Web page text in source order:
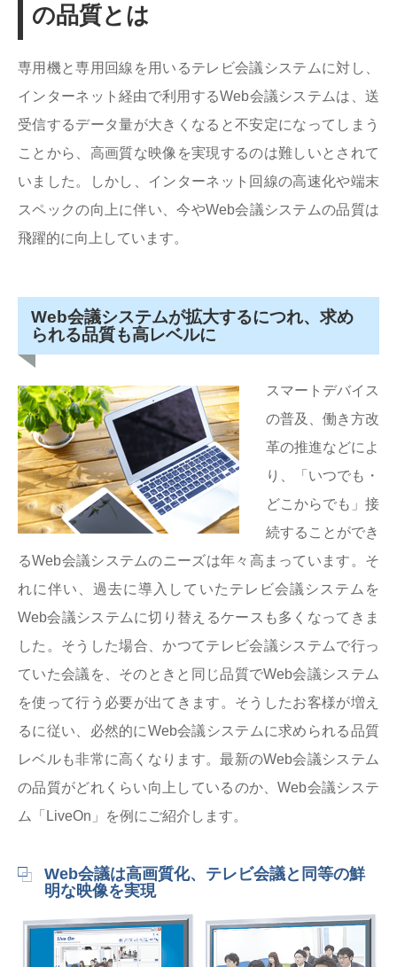
の品質とは
専用機と専用回線を用いるテレビ会議システムに対し、
インターネット経由で利用するWeb会議システムは、送
受信するデータ量が大きくなると不安定になってしまう
ことから、高画質な映像を実現するのは難しいとされて
いました。しかし、インターネット回線の高速化や端末
スペックの向上に伴い、今やWeb会議システムの品質は
飛躍的に向上しています。
Web会議システムが拡大するにつれ、求め
られる品質も高レベルに
スマートデバイス
の普及、働き方改
革の推進などによ
り、「いつでも・
どこからでも」接
続することができ
るWeb会議システムのニーズは年々高まっています。そ
れに伴い、過去に導入していたテレビ会議システムを
Web会議システムに切り替えるケースも多くなってきま
した。そうした場合、かつてテレビ会議システムで行っ
ていた会議を、そのときと同じ品質でWeb会議システム
を使って行う必要が出てきます。そうしたお客様が増え
るに従い、必然的にWeb会議システムに求められる品質
レベルも非常に高くなります。最新のWeb会議システム
の品質がどれくらい向上しているのか、Web会議システ
ム「LiveOn」を例にご紹介します。
Web会議は高画質化、テレビ会議と同等の鮮
明な映像を実現